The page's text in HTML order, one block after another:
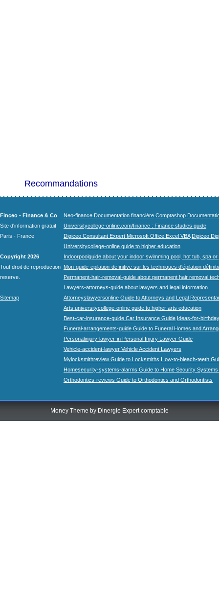
Recommandations
Finceo - Finance & Co
Site d'information gratuit
Paris - France
Copyright 2026
Tout droit de reproduction
reserve.
Sitemap
Neo-finance Documentation financière Comptashop
Universitycollege-online.com/finance : Finance studies guide
Digiceo Consultant Expert Microsoft Office Excel VBA Digiceo
Universitycollege-online guide to higher education
Indoorpoolguide about your indoor swimming pool, hot tub, spa
Mon-guide-epilation-definitive sur les techniques d'épilation
Permanent-hair-removal-guide about permanent hair removal
Lawyers-attorneys-guide about lawyers and legal information
Attorneyslawyersonline Guide to Attorneys and Legal
Arts.universitycollege-online guide to higher arts education
Best-car-insurance-guide Car Insurance Guide Ideas-for-
Funeral-arrangements-guide Guide to Funeral Homes and
Personalinjury-lawyer-in Personal Injury Lawyer Guide
Vehicle-accident-lawyer Vehicle Accident Lawyers
Mylocksmithreview Guide to Locksmiths How-to-bleach-teeth
Homesecurity-systems-alarms Guide to Home Security Systems
Orthodontics-reviews Guide to Orthodontics and Orthodontists
Money Theme by Dinergie Expert comptable